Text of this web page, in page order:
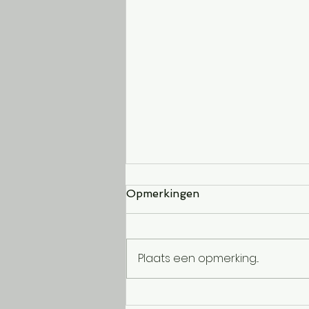
Opmerkingen
Plaats een opmerking...